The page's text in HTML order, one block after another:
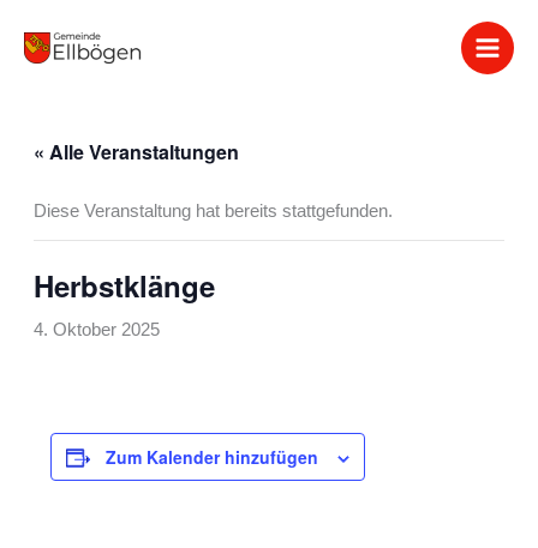
Inhalt
« Alle Veranstaltungen
Diese Veranstaltung hat bereits stattgefunden.
Herbstklänge
4. Oktober 2025
Zum Kalender hinzufügen